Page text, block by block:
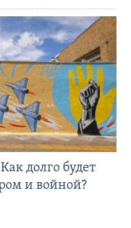
долго будет
и войной?